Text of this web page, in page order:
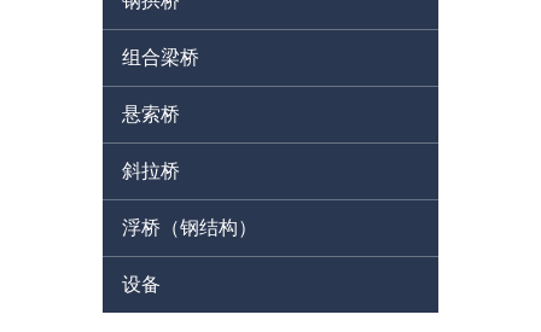
组合梁桥
悬索桥
斜拉桥
浮桥（钢结构）
设备